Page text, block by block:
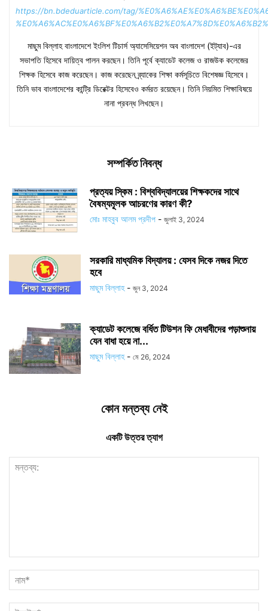
https://bn.bdeduarticle.com/tag/
মাছুম বিল্লাহ বাংলাদেশে ইংলিশ টিচার্স অ্যাসেসিয়েশন অব বাংলাদেশ (ইট্যাব)-এর
সভাপতি হিসেবে দায়িত্ব পালন করছেন। তিনি পূর্বে ক্যাডেট কলেজ ও রাজউক কলেজের
শিক্ষক হিসেবে কাজ করেছেন। কাজ করেছেন ব্র্যাকের শিক্ষা কর্মসূচিতে বিশেষজ্ঞ হিসেবে।
তিনি ভাব বাংলাদেশের কান্ট্রি ডিরেক্টর হিসেবেও কর্মরত রয়েছেন। তিনি নিয়মিত শিক্ষাবিষয়ে
নানা প্রবন্ধ লিখছেন।
সম্পর্কিত নিবন্ধ
প্রত্যয় স্কিম : বিশ্ববিদ্যালয়ের শিক্ষকদের সাথে
বৈষম্যমূলক আচরণের কারণ কী?
মোঃ মাহবুব আলম প্রদীপ - জুলাই 3, 2024
সরকারি মাধ্যমিক বিদ্যালয় : যেসব দিকে নজর দিতে
হবে
মাছুম বিল্লাহ - জুন 3, 2024
ক্যাডেট কলেজে বর্ধিত টিউশন ফি মেধাবীদের পড়াশুনায়
যেন বাধা হয়ে না...
মাছুম বিল্লাহ - মে 26, 2024
কোন মন্তব্য নেই
একটি উত্তর ত্যাগ